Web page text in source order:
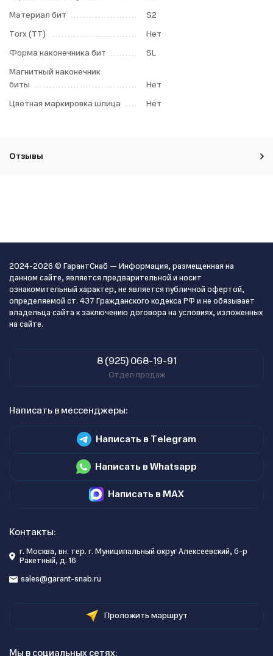
Материал бит
S2
Torx (TT)
Нет
Форма наконечника бит
SL
Магнитный наконечник
биты
Нет
Цветная маркировка шлица
Нет
Отзывы
2024-2026 © ГарантСнаб — Информация, размещенная на
данном сайте, является предварительной и носит
ознакомительный характер, не является публичной офертой,
определяемой ст. 437 Гражданского кодекса РФ и не обязывает
владельца сайта к заключению договора на условиях, изложенных
на сайте.
8 (925) 068-19-91
Отдел продаж
Написать в мессенджеры:
Написать в Telegram
Написать в Whatsapp
Написать в MAX
Контакты:
г. Москва, вн. тер. г. Муниципальный округ Алексеевский, б-р
Ракетный, д. 16
sales@garant-snab.ru
Проложить маршрут
Мы в социальных сетях: